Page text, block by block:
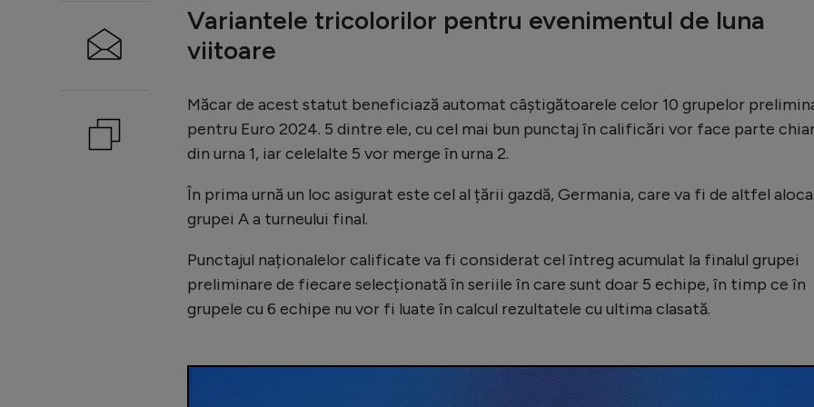
Variantele tricolorilor pentru evenimentul de luna
viitoare
Măcar de acest statut beneficiază automat câștigătoarele celor 10 grupelor
pentru Euro 2024. 5 dintre ele, cu cel mai bun punctaj în calificări vor face parte
din urna 1, iar celelalte 5 vor merge în urna 2.
În prima urnă un loc asigurat este cel al țării gazdă, Germania, care va fi de altfel
grupei A a turneului final.
Punctajul naționalelor calificate va fi considerat cel întreg acumulat la finalul grupei
preliminare de fiecare selecționată în seriile în care sunt doar 5 echipe, în timp ce în
grupele cu 6 echipe nu vor fi luate în calcul rezultatele cu ultima clasată.